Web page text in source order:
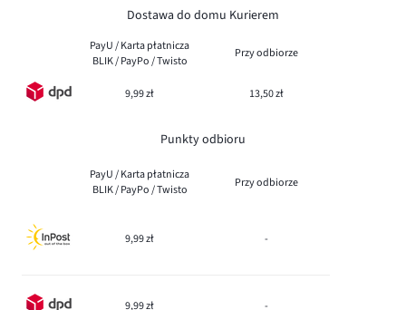
Dostawa do domu Kurierem
PayU / Karta płatnicza
BLIK / PayPo / Twisto
Przy odbiorze
9,99 zł 13,50 zł
Punkty odbioru
PayU / Karta płatnicza
BLIK / PayPo / Twisto
Przy odbiorze
9,99 zł -
9,99 zł -